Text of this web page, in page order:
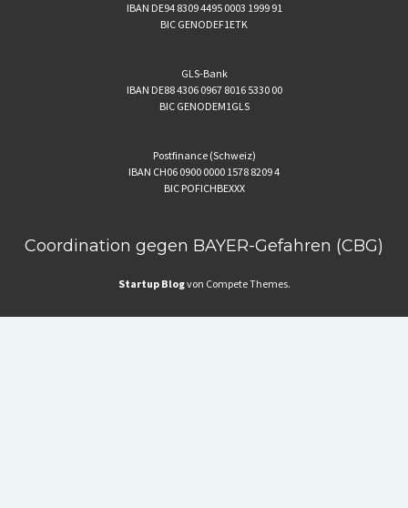
IBAN DE94 8309 4495 0003 1999 91
BIC GENODEF1ETK
GLS-Bank
IBAN DE88 4306 0967 8016 5330 00
BIC GENODEM1GLS
Postfinance (Schweiz)
IBAN CH06 0900 0000 1578 8209 4
BIC POFICHBEXXX
Coordination gegen BAYER-Gefahren (CBG)
Startup Blogvon Compete Themes.